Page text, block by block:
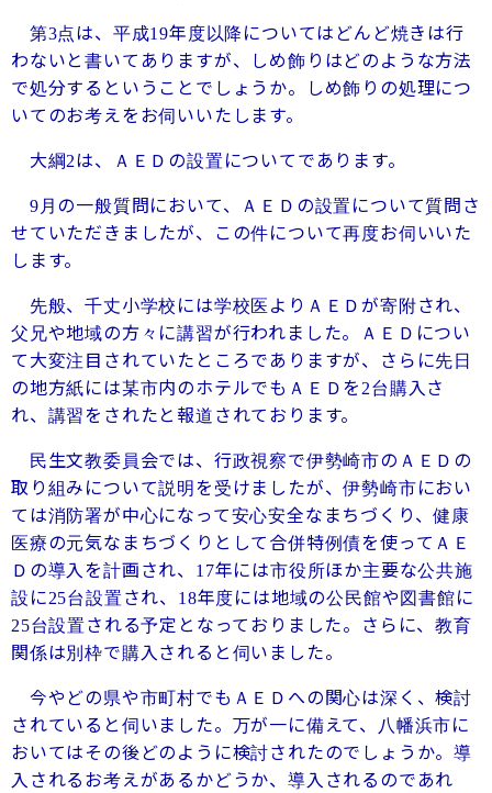
第3点は、平成19年度以降についてはどんど焼きは行
わないと書いてありますが、しめ飾りはどのような方法
で処分するということでしょうか。しめ飾りの処理につ
いてのお考えをお伺いいたします。
大綱2は、ＡＥＤの設置についてであります。
9月の一般質問において、ＡＥＤの設置について質問さ
せていただきましたが、この件について再度お伺いいた
します。
先般、千丈小学校には学校医よりＡＥＤが寄附され、
父兄や地域の方々に講習が行われました。ＡＥＤについ
て大変注目されていたところでありますが、さらに先日
の地方紙には某市内のホテルでもＡＥＤを2台購入さ
れ、講習をされたと報道されております。
民生文教委員会では、行政視察で伊勢崎市のＡＥＤの
取り組みについて説明を受けましたが、伊勢崎市におい
ては消防署が中心になって安心安全なまちづくり、健康
医療の元気なまちづくりとして合併特例債を使ってＡＥ
Ｄの導入を計画され、
17年には市役所ほか主要な公共施
設に25台設置され、 18年度には地域の公民館や図書館に
25台設置される予定となっておりました。さらに、教育
関係は別枠で購入されると伺いました。
今やどの県や市町村でもＡＥＤへの関心は深く、検討
されていると伺いました。万が一に備えて、八幡浜市に
おいてはその後どのように検討されたのでしょうか。導
入されるお考えがあるかどうか、導入されるのであれ